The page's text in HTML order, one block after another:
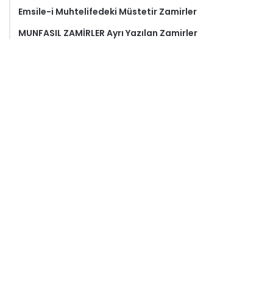
Emsile-i Muhtelifedeki Müstetir Zamirler
MUNFASIL ZAMİRLER Ayrı Yazılan Zamirler